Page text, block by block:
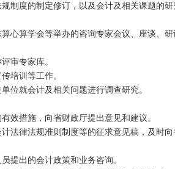
度的制定修订，以及会计及相关课题的研
算学会等举办的咨询专家会议、座谈、研
审专家库。
培训等工作。
就会计及相关问题进行调查研究。
措施，向省财政厅提出意见和建议。
律法规准则制度等的征求意见稿，及时向
出的会计政策和业务咨询。